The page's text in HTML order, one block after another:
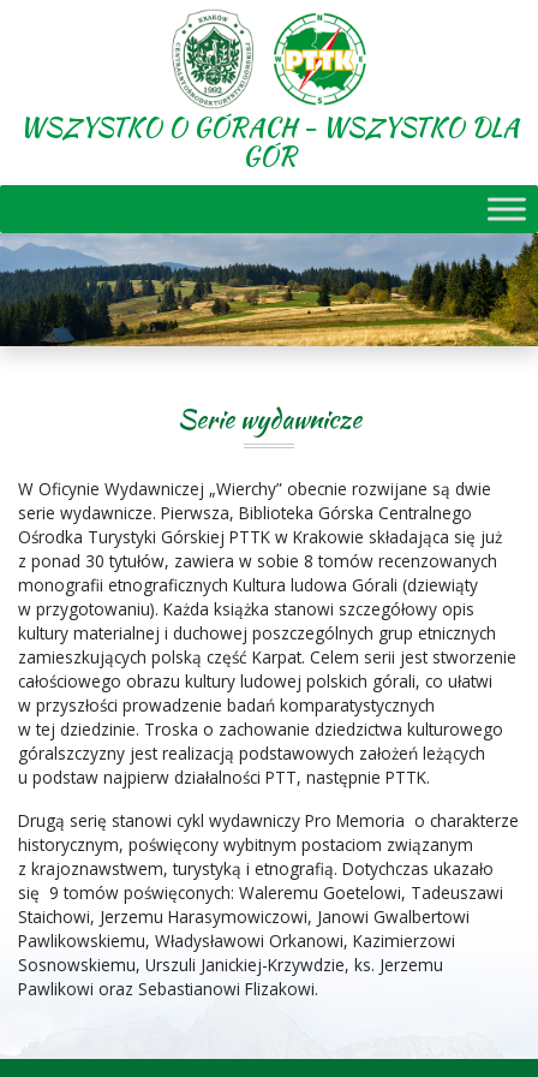
WSZYSTKO O GÓRACH - WSZYSTKO DLA
GÓR
Serie wydawnicze
W Oficynie Wydawniczej „Wierchy” obecnie rozwijane są dwie
serie wydawnicze. Pierwsza, Biblioteka Górska Centralnego
Ośrodka Turystyki Górskiej PTTK w Krakowie składająca się już
z ponad 30 tytułów, zawiera w sobie 8 tomów recenzowanych
monografii etnograficznych Kultura ludowa Górali (dziewiąty
w przygotowaniu). Każda książka stanowi szczegółowy opis
kultury materialnej i duchowej poszczególnych grup etnicznych
zamieszkujących polską część Karpat. Celem serii jest stworzenie
całościowego obrazu kultury ludowej polskich górali, co ułatwi
w przyszłości prowadzenie badań komparatystycznych
w tej dziedzinie. Troska o zachowanie dziedzictwa kulturowego
góralszczyzny jest realizacją podstawowych założeń leżących
u podstaw najpierw działalności PTT, następnie PTTK.
Drugą serię stanowi cykl wydawniczy Pro Memoria o charakterze
historycznym, poświęcony wybitnym postaciom związanym
z krajoznawstwem, turystyką i etnografią. Dotychczas ukazało
się 9 tomów poświęconych: Waleremu Goetelowi, Tadeuszawi
Staichowi, Jerzemu Harasymowiczowi, Janowi Gwalbertowi
Pawlikowskiemu, Władysławowi Orkanowi, Kazimierzowi
Sosnowskiemu, Urszuli Janickiej-Krzywdzie, ks. Jerzemu
Pawlikowi oraz Sebastianowi Flizakowi.